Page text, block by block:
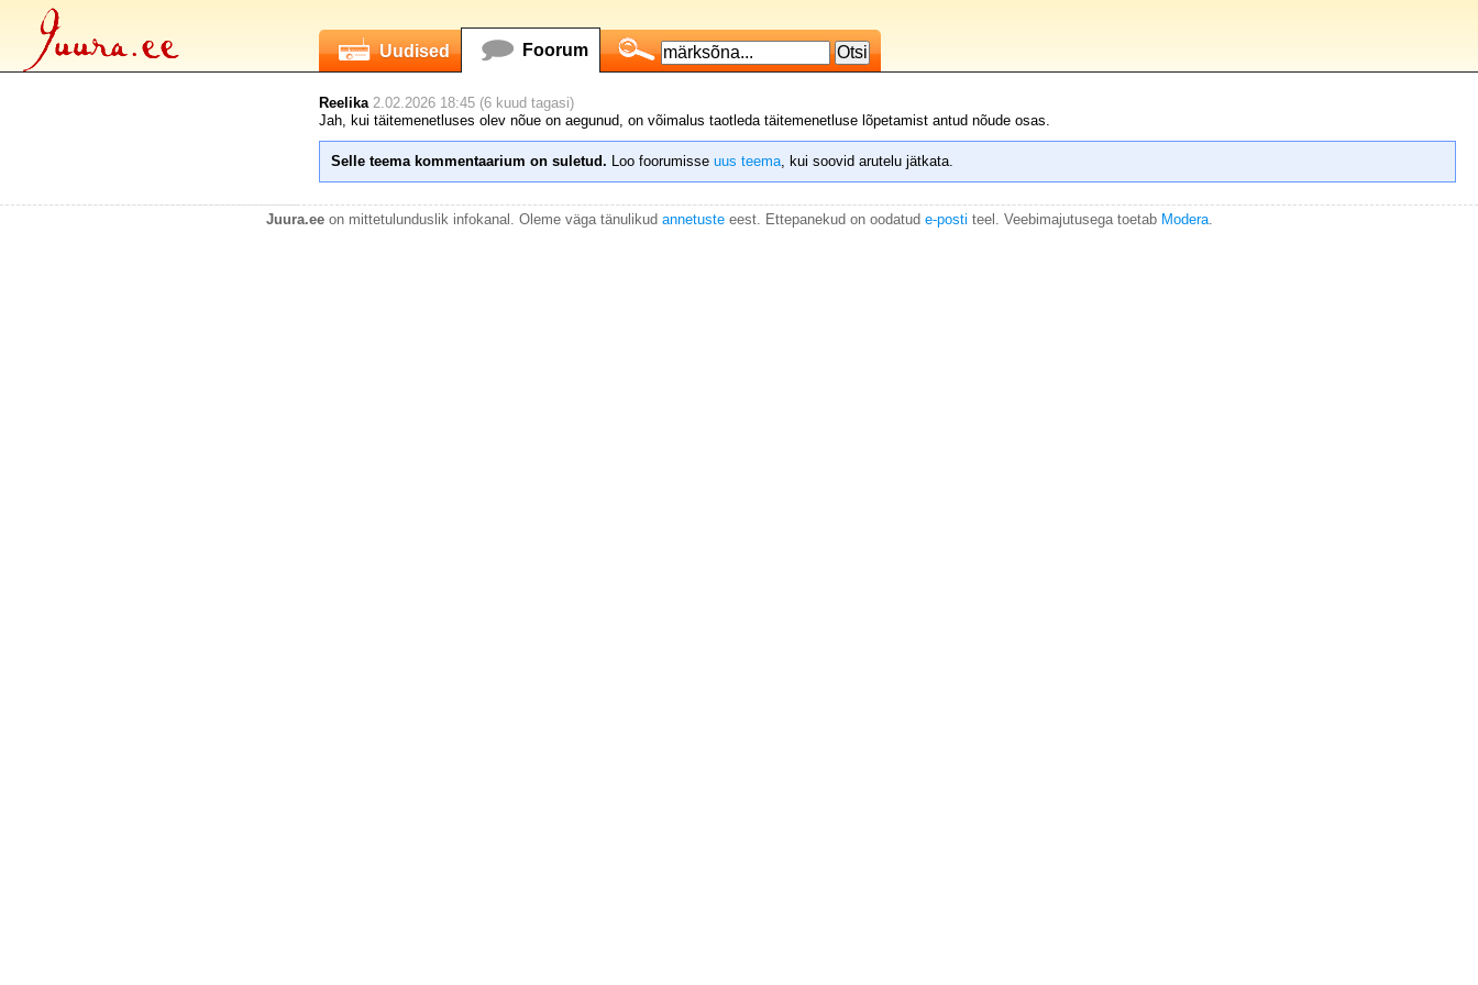
Uudised Foorum
Reelika 2.02.2026 18:45 (6 kuud tagasi)
Jah, kui täitemenetluses olev nõue on aegunud, on võimalus taotleda täitemenetluse lõpetamist antud nõude osas.
Selle teema kommentaarium on suletud. Loo foorumisse uus teema, kui soovid arutelu jätkata.
Juura.eeon mittetulunduslik infokanal. Oleme väga tänulikud annetusteeest. Ettepanekud on oodatud e-posti teel. Veebimajutusega toetab Modera.